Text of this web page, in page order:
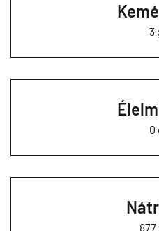
3
0
877